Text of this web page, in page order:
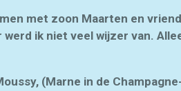
met zoon Maarten en
ik niet veel wijzer van.
(Marne in de